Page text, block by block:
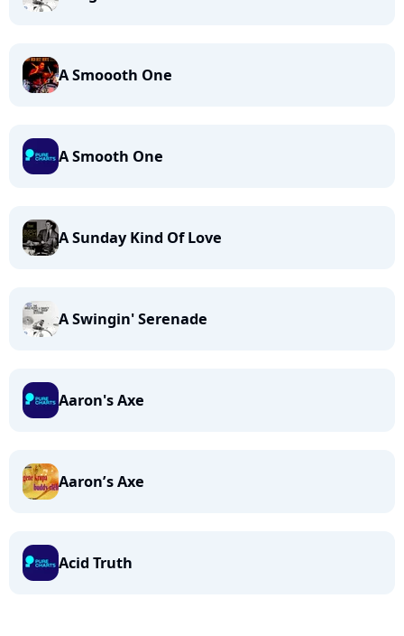
A Smoooth One
A Smooth One
A Sunday Kind Of Love
A Swingin' Serenade
Aaron's Axe
Aaron’s Axe
Acid Truth